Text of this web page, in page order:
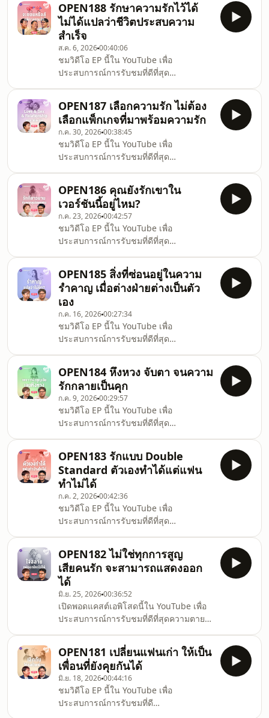
OPEN188 รักษาความรักไว้ได้
ไม่ได้แปลว่าชีวิตประสบความ
สำเร็จ
ส.ค. 6, 202600:40:06
ชมวิดีโอ EP นี้ใน YouTube เพื่อ
ประสบการณ์การรับชมที่ดีที่สุด
Relationship พูดอยู่เสมอว่าการทบทวนตัว
เอง และความรักความสัมพันธ์ ต้องทำเป็น
ระยะ ไม่ใช่การทำครั้งเดียวจบ เพราะ
มนุษย์ทุกคนล้วนเปลี่ยนแปลงตลอดเวลา
ทั้งตัวเองและคนรัก บางสิ่งที่เคยชอบ เคย
เชื่อ เคยต้องการ อาจเปลี่ยนได้ในวันหนึ่ง
โดยเฉพาะความเชื่อเรื่องกติกาว่าด้วยความ
รักที่ดี เรายังจะสยบยอมต่อกรอบนั้นหรือไม่
ต้
OPEN187 เลือกความรัก ไม่ต้อง
เลือกแพ็กเกจที่มาพร้อมความรัก
ก.ค. 30, 202600:38:45
ชมวิดีโอ EP นี้ใน YouTube เพื่อ
ประสบการณ์การรับชมที่ดีที่สุด
รักอาจเป็นสิ่งที่น่าสงสารที่สุด เพราะมันไม่
เคยตั้งอยู่เดี่ยวๆ แต่มันถูกเอาไปเชื่อมโยงว่า
เมื่อรักแล้วต้องเข้าสู่ความสัมพันธ์ ต้องได้
แต่งงาน มีเซ็กซ์ และเจริญพันธุ์ แต่แท้จริง
แล้วความรักมันคือชุดของอารมณ์ความ
ปรารถนาที่เกิดขึ้น และไม่ต้องผูกไว้กับ
อะไรทั้งนั้นOpen Relationship เอพิโสดนี้
ชวนพิจารณาว่าความรัก คว
OPEN186 คุณยังรักเขาใน
เวอร์ชันนี้อยู่ไหม?
ก.ค. 23, 202600:42:57
ชมวิดีโอ EP นี้ใน YouTube เพื่อ
ประสบการณ์การรับชมที่ดีที่สุด
รักแท้และเจอคนที่ใช่ หลายคนคิดว่าทุก
อย่างจะลงตัว และความรักจะยาวนานไม่มี
วันเปลี่ยน แต่เมื่อเวลาผ่านไป ร่างกาย การ
งาน สังคม และทัศนคติทำให้เราต่างเติบโต
จนกลายเป็นเวอร์ชันใหม่ จนทำให้มีคำถาม
ว่าความสัมพันธ์นี้ยังใช่อยู่ไหม? หรือว่า เรา
ไม่ได้รักคนคนนี้อีกแล้ว?.ชวนทำความ
เข้าใจการแปรเปลี่ยนของความรักที่ไม่ว่
OPEN185 สิ่งที่ซ่อนอยู่ในความ
รำคาญ เมื่อต่างฝ่ายต่างเป็นตัว
เอง
ก.ค. 16, 202600:27:34
ชมวิดีโอ EP นี้ใน YouTube เพื่อ
ประสบการณ์การรับชมที่ดีที่สุด
รำคาญเป็นความรู้สึกเกิดขึ้นโดยเฉพาะ
ช่วงเวลารักหมดโปรฯ ทำให้ความอดทนลด
ลง ตัวตนจริงๆ ก็แสดงออกมา เพราะรู้สึกว่า
ปลอดภัยพอที่จะเป็นตัวเอง แต่ความรำคาญ
ก็ไม่ใช่เรื่องเล็ก เพราะอาจเป็นต้นเหตุที่นำ
ไปสู่การทะเลาะ หรือการตั้งคำถามกับความ
สัมพันธ์Open Relationship ชวนสำรวจ
ความรำคาญที่หลายคนมองเป็นสัญญาณ
อันตรายเพราะคิด
OPEN184 หึงหวง จับตา จนความ
รักกลายเป็นคุก
ก.ค. 9, 202600:29:57
ชมวิดีโอ EP นี้ใน YouTube เพื่อ
ประสบการณ์การรับชมที่ดีที่สุด
ความหึงหวงคือกระจกสะท้อนความสัมพันธ์
ที่เราให้คุณค่าว่าใครเป็นคนสำคัญในชีวิต
สาเหตุมาจากการเปรียบเทียบตัวเองกับคนที่
เข้ามาดึงความสนใจ จนนำไปสู่ความ
พยายามในการรักษาความสัมพันธ์นั้นไว้ให้
ได้.Open Relationship ชวนตั้งคำถามว่า
แทนที่จะทำให้ความสัมพันธ์กลายเป็นคุก
เราสา
OPEN183 รักแบบ Double
Standard ตัวเองทำได้แต่แฟน
ทำไม่ได้
ก.ค. 2, 202600:42:36
ชมวิดีโอ EP นี้ใน YouTube เพื่อ
ประสบการณ์การรับชมที่ดีที่สุด
ที่แอบคิดในใจกับแฟนว่า &#39;ทำไมทีตัว
เองทำได้ แต่พอเราทำบ้างกลับกลายเป็น
เรื่องใหญ่?&#39; เพราะหลายครั้งในความ
สัมพันธ์รักมนุษย์มักเผลอสร้างมาตรฐาน
ต่างระดับ หรือ Double Standard ขึ้นมา
โดยไม่รู้ตัว เช่น เวลาที่ทำผิดพลาดมักมีข้อ
อ้างล้านแปด มีเหตุผลที่ซับซ้อนมารองรับ
เพื่อให้ตัวเองกลายเป็นกรณียกเว้นที่ชอบ
ธรรม
OPEN182 ไม่ใช่ทุกการสูญ
เสียคนรัก จะสามารถแสดงออก
ได้
มิ.ย. 25, 202600:36:52
เปิดพอดแคสต์เอพิโสดนี้ใน YouTube เพื่อ
ประสบการณ์การรับชมที่ดีที่สุดความตาย
ร้องไห้ หรืออยากบอกใครสักคน แต่ก็ไม่ได้
หมายความว่าทุกความสูญเสียอันเนื่องมา
จากความรัก จะสามารถแสดงออกได้
เพราะเป็นรักที่ต้องปิดบัง รักที่สังคมไม่รับรู้
หรือรักที่ผิดกติกาความถูกต้องOpen
Relationship ชวนสำรวจความเสียใจเนื่อง
OPEN181 เปลี่ยนแฟนเก่า ให้เป็น
เพื่อนที่ยังคุยกันได้
มิ.ย. 18, 202600:44:16
ชมวิดีโอ EP นี้ใน YouTube เพื่อ
ประสบการณ์การรับชมที่ดี